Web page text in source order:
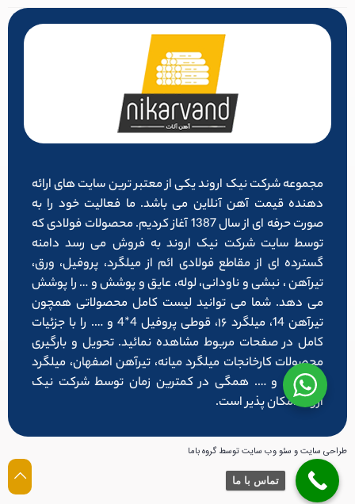
مجموعه شرکت نیک اروند یکی از معتبر ترین سایت های ارائه
دهنده قیمت آهن آنلاین می باشد. ما فعالیت خود را به
صورت حرفه ای از سال 1387 آغاز کردیم. محصولات فولادی که
توسط سایت شرکت نیک اروند به فروش می رسد دامنه
گسترده ای از مقاطع فولادی ائم از میلگرد، پروفیل، ورق،
تیرآهن ، نبشی و ناودانی، لوله، عایق و پوشش و … را پوشش
می دهد. شما می توانید لیست کامل محصولاتی همچون
تیرآهن 14، میلگرد ۱۶، قوطی پروفیل 4*4 و …. را با جزئیات
کامل در صفحات مربوط مشاهده نمائید. تحویل و بارگیری
محصولات کارخانجات میلگرد میانه، تیرآهن اصفهان، میلگرد
شاهرود و …. همگی در کمترین زمان توسط شرکت نیک
اروند امکان پذیر است.
طراحی سایت و سئو وب سایت توسط گروه باما
تماس با ما